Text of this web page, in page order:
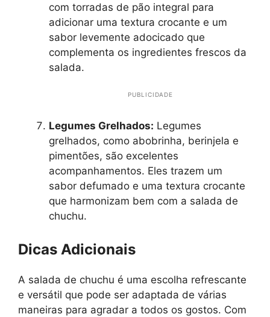
com torradas de pão integral para
adicionar uma textura crocante e um
sabor levemente adocicado que
complementa os ingredientes frescos da
salada.
PUBLICIDADE
Legumes Grelhados: Legumes
grelhados, como abobrinha, berinjela e
pimentões, são excelentes
acompanhamentos. Eles trazem um
sabor defumado e uma textura crocante
que harmonizam bem com a salada de
chuchu.
Dicas Adicionais
A salada de chuchu é uma escolha refrescante
e versátil que pode ser adaptada de várias
maneiras para agradar a todos os gostos. Com